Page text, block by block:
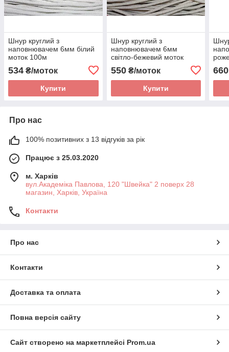
Шнур круглий з
наповнювачем 6мм білий
моток 100м
534 ₴/моток
Купити
Шнур круглий з
наповнювачем 6мм
світло-бежевий моток
550₴/моток
Купити
660
Про нас
100% позитивних з 13 відгуків за рік
Працює з 25.03.2020
м. Харків
вул.Академіка Павлова, 120 "Швейка" 2 поверх 28
магазин, Харків, Україна
Контакти
Про нас
Контакти
Доставка та оплата
Повна версія сайту
Сайт створено на маркетплейсі Prom.ua